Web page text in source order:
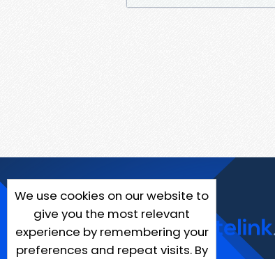
We use cookies on our website to
give you the most relevant
experience by remembering your
preferences and repeat visits. By